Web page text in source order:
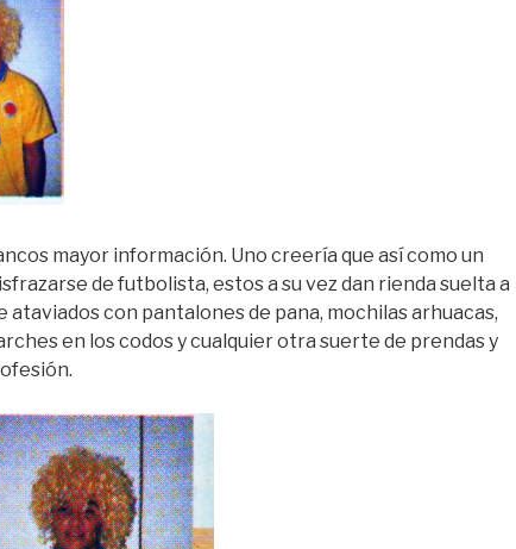
mayor información. Uno creería que así como un
de futbolista, estos a su vez dan rienda suelta a
ataviados con pantalones de pana, mochilas arhuacas,
en los codos y cualquier otra suerte de prendas y